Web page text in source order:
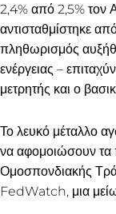
2,4% από 2,5% τον
αντισταθμίστηκε
πληθωρισμός
ενέργειας –
μετρητής και ο
Το λευκό μέταλλο
να αφομοιώσουν τα
Ομοσπονδιακής
FedWatch, μια